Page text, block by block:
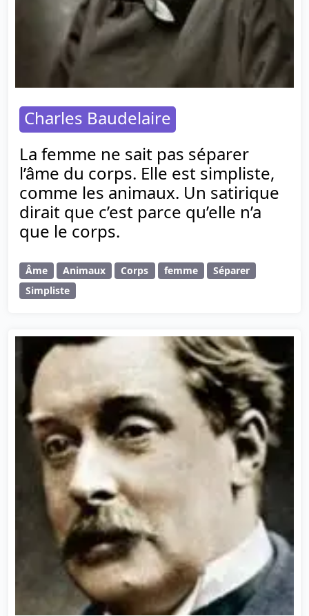
Charles Baudelaire
La femme ne sait pas séparer
l’âme du corps. Elle est simpliste,
comme les animaux. Un satirique
dirait que c’est parce qu’elle n’a
que le corps.
Âme Animaux Corps femme
Séparer
Simpliste